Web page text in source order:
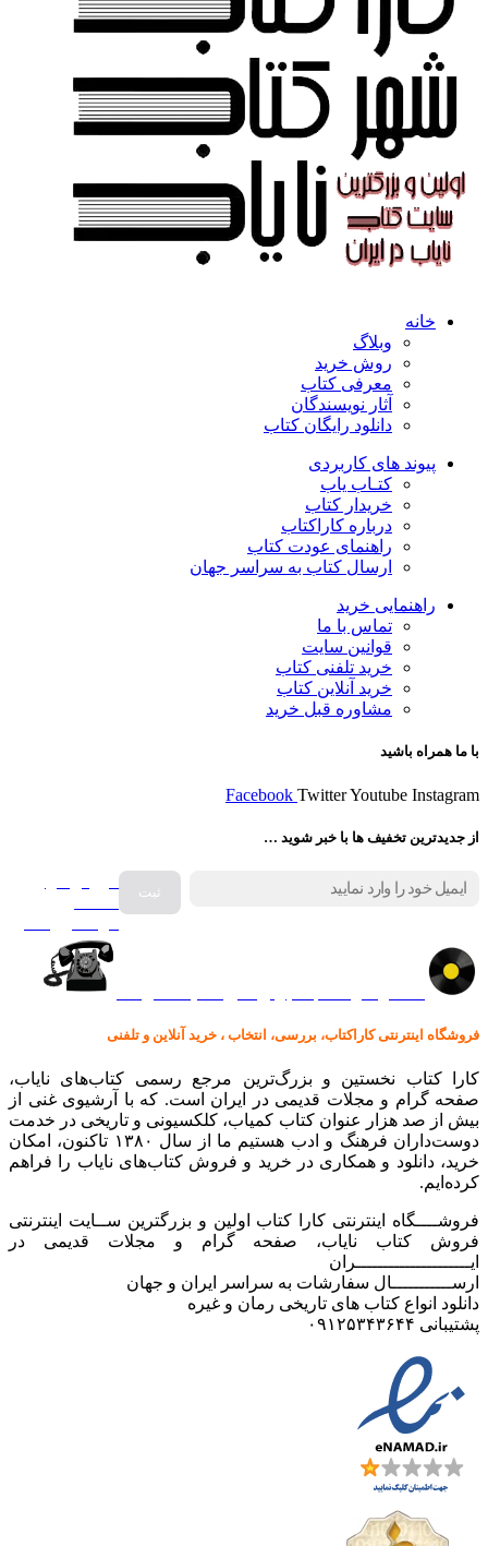
خانه
وبلاگ
روش خرید
معرفی کتاب
آثار نویسندگان
دانلود رایگان کتاب
پیوند های کاربردی
کتـاب یاب
خریدار کتاب
درباره کاراکتاب
راهنمای عودت کتاب
ارسال کتاب به سراسر جهان
راهنمایی خرید
تماس با ما
قوانین سایت
خرید تلفنی کتاب
خرید آنلاین کتاب
مشاوره قبل خرید
با ما همراه باشید
Facebook TwitterYoutube Instagram
از جدیدترین تخفیف ها با خبر شوید …
فروش انواع
فروشگاه اینترنتی کاراکتاب، بررسی، انتخاب ، خرید آنلاین و تلفنی
کارا کتاب نخستین و بزرگ‌ترین مرجع رسمی کتاب‌های نایاب،
صفحه گرام و مجلات قدیمی در ایران است. که با آرشیوی غنی از
بیش از صد هزار عنوان کتاب کمیاب، کلکسیونی و تاریخی در خدمت
دوست‌داران فرهنگ و ادب هستیم ما از سال ۱۳۸۰ تاکنون، امکان
خرید، دانلود و همکاری در خرید و فروش کتاب‌های نایاب را فراهم
کرده‌ایم.
فروشــــگاه اینترنتی کارا کتاب اولین و بزرگترین ســایت اینترنتی
فروش کتاب نایاب، صفحه گرام و مجلات قدیمی در
ایـــــــــــــــــــــران
ارســـــــــــال سفارشات به سراسر ایران و جهان
دانلود انواع کتاب های تاریخی رمان و غیره
پشتیبانی ۰۹۱۲۵۳۴۳۶۴۴